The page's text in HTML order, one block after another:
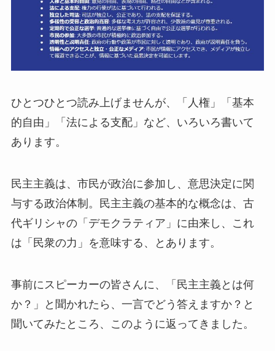
ひとつひとつ読み上げませんが、「人権」「基本
的自由」「法による支配」など、いろいろ書いて
あります。
民主主義は、市民が政治に参加し、意思決定に関
与する政治体制。民主主義の基本的な概念は、古
代ギリシャの「デモクラティア」に由来し、これ
は「民衆の力」を意味する、とあります。
事前にスピーカーの皆さんに、「民主主義とは何
か？」と聞かれたら、一言でどう答えますか？と
聞いてみたところ、このように返ってきました。